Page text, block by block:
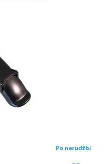
Po narudžbi